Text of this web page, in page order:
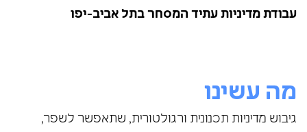
עבודת מדיניות עתיד המסחר בתל אביב-יפו
מה עשינו
גיבוש מדיניות תכנונית ורגולטורית, שתאפשר לשפר,